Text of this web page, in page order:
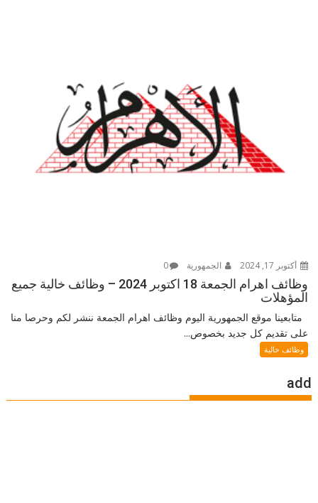
أكتوبر 17, 2024 الجمهورية 0
وظائف اهرام الجمعة 18 اكتوبر 2024 – وظائف خالية جميع
المؤهلات
متابعينا موقع الجمهورية اليوم وظائف اهرام الجمعة ننشر لكم وحرصا منا
على تقديم كل جديد بخصوص...
وظائف خالية
add